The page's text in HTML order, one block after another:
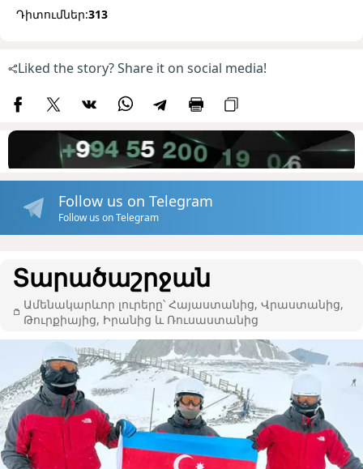
Դիտումներ:313
Liked the story? Share it on social media!
Follow us on Telegram
Follow us on Telegram
Տարածաշրջան
Ամենակարևոր լուրերը՝ Հայաստանից, Վրաստանից,
Թուրքիայից, Իրանից և Ռուսաստանից